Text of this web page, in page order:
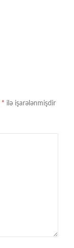
* ilə işarələnmişdir